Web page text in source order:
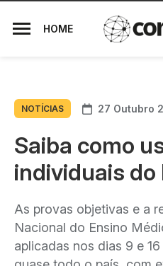
HOME
NOTÍCIAS 27 Outubro
Saiba como
individuais do
As provas objetivas e a
Nacional do Ensino
aplicadas nos dias 9 e